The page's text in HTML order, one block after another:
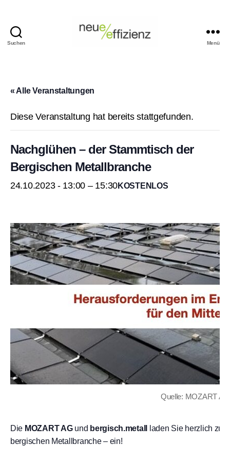
Suchen Menü
« Alle Veranstaltungen
Diese Veranstaltung hat bereits stattgefunden.
Nachglühen – der Stammtisch der
Bergischen Metallbranche
24.10.2023 - 13:00 – 15:30KOSTENLOS
Quelle: MOZART AG
Die MOZART AGund bergisch.metall
laden Sie herzlich
bergischen Metallbranche – ein!